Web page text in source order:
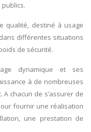
qualité, destiné à usage
différentes situations
de sécurité.
dynamique et ses
à de nombreuses
chacun de s’assurer de
fournir une réalisation
une prestation de